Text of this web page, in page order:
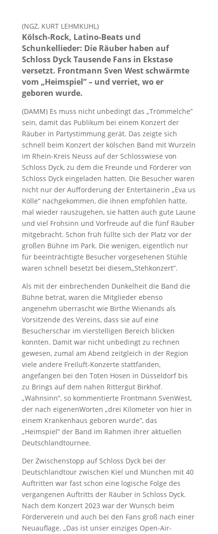
(NGZ, KURT LEHMKUHL)
Kölsch-Rock, Latino-Beats und
Schunkellieder: Die Räuber haben auf
Schloss Dyck Tausende Fans in Ekstase
versetzt. Frontmann Sven West schwärmte
vom „Heimspiel” – und verriet, wo er
geboren wurde.
(DAMM) Es muss nicht unbedingt das „Trömmelche”
sein, damit das Publikum bei einem Konzert der
Räuber in Partystimmung gerät. Das zeigte sich
schnell beim Konzert der kölschen Band mit Wurzeln
im Rhein-Kreis Neuss auf der Schlosswiese von
Schloss Dyck, zu dem die Freunde und Förderer von
Schloss Dyck eingeladen hatten. Die Besucher waren
nicht nur der Aufforderung der Entertainerin „Eva us
Kölle” nachgekommen, die ihnen empfohlen hatte,
mal wieder rauszugehen, sie hatten auch gute Laune
und viel Frohsinn und Vorfreude auf die fünf Räuber
mitgebracht. Schon früh füllte sich der Platz vor der
großen Bühne im Park. Die wenigen, eigentlich nur
für beeinträchtigte Besucher vorgesehenen Stühle
waren schnell besetzt bei diesem„Stehkonzert”.
Als mit der einbrechenden Dunkelheit die Band die
Bühne betrat, waren die Mitglieder ebenso
angenehm überrascht wie Birthe Wienands als
Vorsitzende des Vereins, dass sie auf eine
Besucherschar im vierstelligen Bereich blicken
konnten. Damit war nicht unbedingt zu rechnen
gewesen, zumal am Abend zeitgleich in der Region
viele andere Freiluft-Konzerte stattfanden,
angefangen bei den Toten Hosen in Düsseldorf bis
zu Brings auf dem nahen Rittergut Birkhof.
„Wahnsinn”, so kommentierte Frontmann SvenWest,
der nach eigenenWorten „drei Kilometer von hier in
einem Krankenhaus geboren wurde”, das
„Heimspiel” der Band im Rahmen ihrer aktuellen
Deutschlandtournee.
Der Zwischenstopp auf Schloss Dyck bei der
Deutschlandtour zwischen Kiel und München mit 40
Auftritten war fast schon eine logische Folge des
vergangenen Auftritts der Räuber in Schloss Dyck.
Nach dem Konzert 2023 war der Wunsch beim
Förderverein und auch bei den Fans groß nach einer
Neuauflage. „Das ist unser einziges Open-Air-